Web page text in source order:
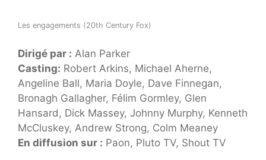
Les engagements (20th Century Fox)
Dirigé par : Alan Parker
Casting: Robert Arkins, Michael Aherne,
Angeline Ball, Maria Doyle, Dave Finnegan,
Bronagh Gallagher, Félim Gormley, Glen
Hansard, Dick Massey, Johnny Murphy, Kenneth
McCluskey, Andrew Strong, Colm Meaney
En diffusion sur : Paon, Pluto TV, Shout TV